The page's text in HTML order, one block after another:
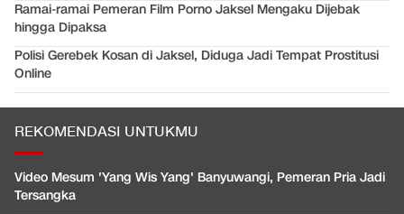
Ramai-ramai Pemeran Film Porno Jaksel Mengaku Dijebak
hingga Dipaksa
Polisi Gerebek Kosan di Jaksel, Diduga Jadi Tempat Prostitusi
Online
REKOMENDASI UNTUKMU
Video Mesum 'Yang Wis Yang' Banyuwangi, Pemeran Pria Jadi
Tersangka